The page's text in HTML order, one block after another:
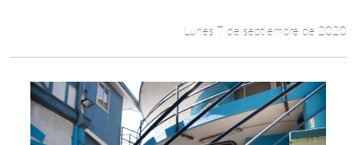
Lunes 7 de septiembre de 2020